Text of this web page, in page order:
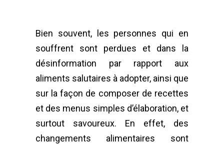
Bien souvent, les personnes qui en
souffrent sont perdues et dans la
désinformation par rapport aux
aliments salutaires à adopter, ainsi que
sur la façon de composer de recettes
et des menus simples d’élaboration, et
surtout savoureux. En effet, des
changements alimentaires sont